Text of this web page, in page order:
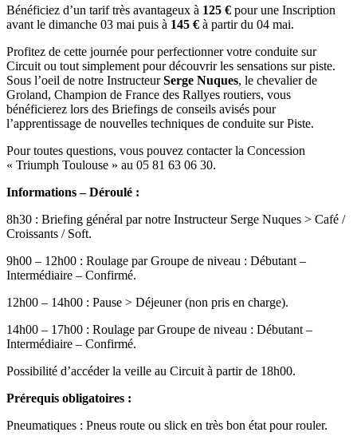
Bénéficiez d’un tarif très avantageux à 125 € pour une Inscription
avant le dimanche 03 mai puis à 145 € à partir du 04 mai.
Profitez de cette journée pour perfectionner votre conduite sur
Circuit ou tout simplement pour découvrir les sensations sur piste.
Sous l’oeil de notre InstructeurSerge Nuques, le chevalier de
Groland, Champion de France des Rallyes routiers, vous
bénéficierez lors des Briefings de conseils avisés pour
l’apprentissage de nouvelles techniques de conduite sur Piste.
Pour toutes questions, vous pouvez contacter la Concession
« Triumph Toulouse » au 05 81 63 06 30.
Informations – Déroulé :
8h30 : Briefing général par notre Instructeur Serge Nuques > Café /
Croissants / Soft.
9h00 – 12h00 : Roulage par Groupe de niveau : Débutant –
Intermédiaire – Confirmé.
12h00 – 14h00 : Pause > Déjeuner (non pris en charge).
14h00 – 17h00 : Roulage par Groupe de niveau : Débutant –
Intermédiaire – Confirmé.
Possibilité d’accéder la veille au Circuit à partir de 18h00.
Prérequis obligatoires :
Pneumatiques : Pneus route ou slick en très bon état pour rouler.